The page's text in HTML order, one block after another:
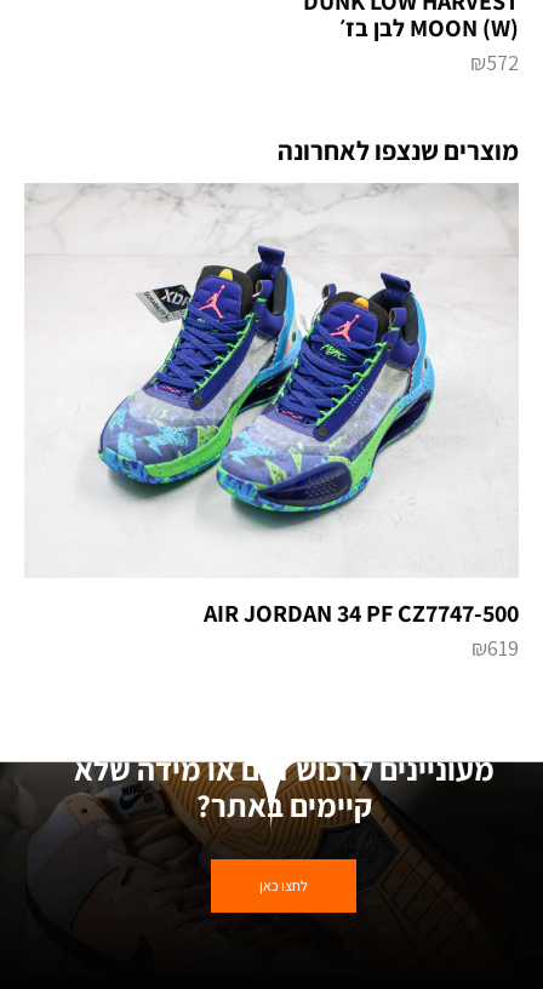
MOON (W) לבן בז׳
₪572
מוצרים שנצפו לאחרונה
AIR JORDAN 34 PF CZ7747-500
₪619
מעוניינים לרכוש דגם או מידה שלא
קיימים באתר?
לחצו כאן